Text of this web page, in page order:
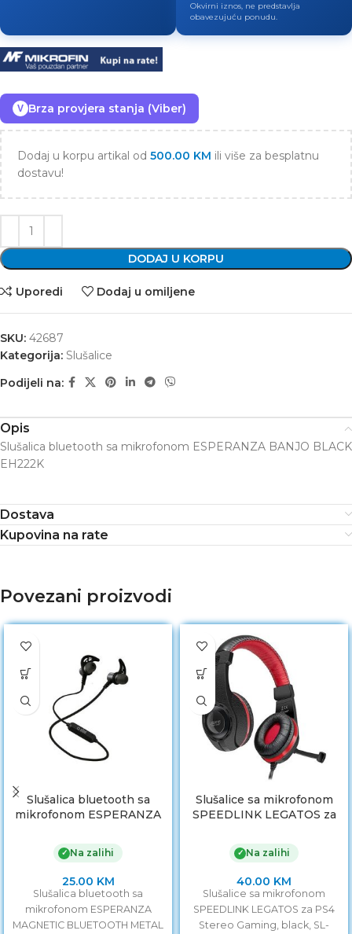
Okvirni iznos, ne predstavlja
obavezujuću ponudu.
V Brza provjera stanja (Viber)
Dodaj u korpu artikal od 500.00 KM ili više za besplatnu
dostavu!
DODAJ U KORPU
Uporedi Dodaj u omiljene
SKU: 42687
Kategorija: Slušalice
Podijeli na:
Opis
Slušalica bluetooth sa mikrofonom ESPERANZA BANJO BLACK
EH222K
Dostava
Kupovina na rate
Povezani proizvodi
Slušalica bluetooth sa
mikrofonom ESPERANZA
METAL BLACK EH186K
✓ Na zalihi
25.00 KM
Slušalica bluetooth sa
mikrofonom ESPERANZA
MAGNETIC BLUETOOTH METAL
Slušalice sa mikrofonom
SPEEDLINK LEGATOS za
SL-450302-BK
✓ Na zalihi
40.00 KM
Slušalice sa mikrofonom
SPEEDLINK LEGATOS za PS4
Stereo Gaming, black, SL-